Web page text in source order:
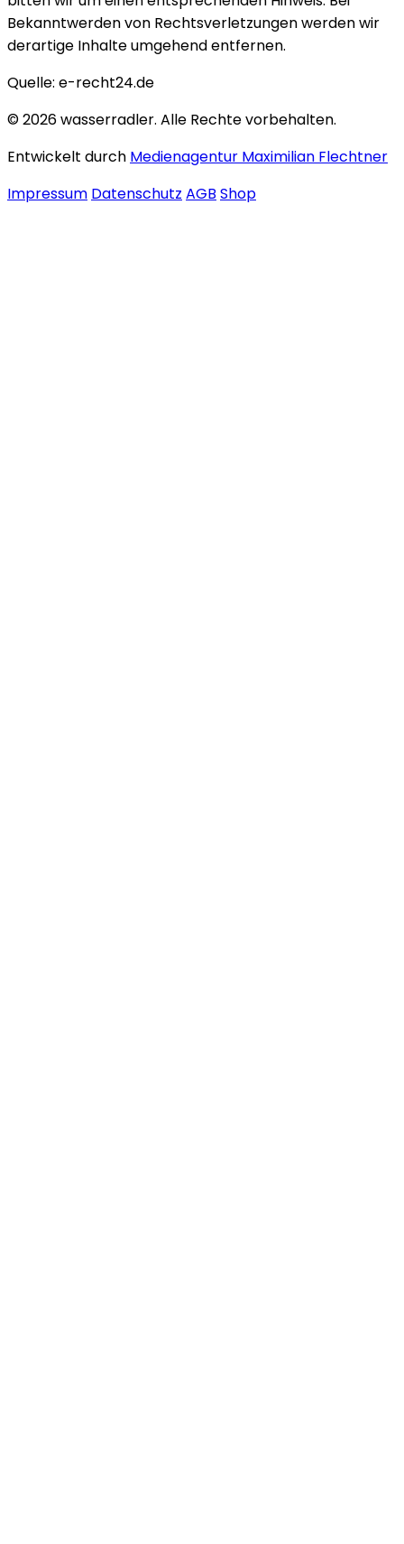
Bekanntwerden von Rechtsverletzungen werden wir
derartige Inhalte umgehend entfernen.
Quelle: e-recht24.de
© 2026 wasserradler. Alle Rechte vorbehalten.
Entwickelt durch Medienagentur Maximilian Flechtner
Impressum Datenschutz AGB Shop